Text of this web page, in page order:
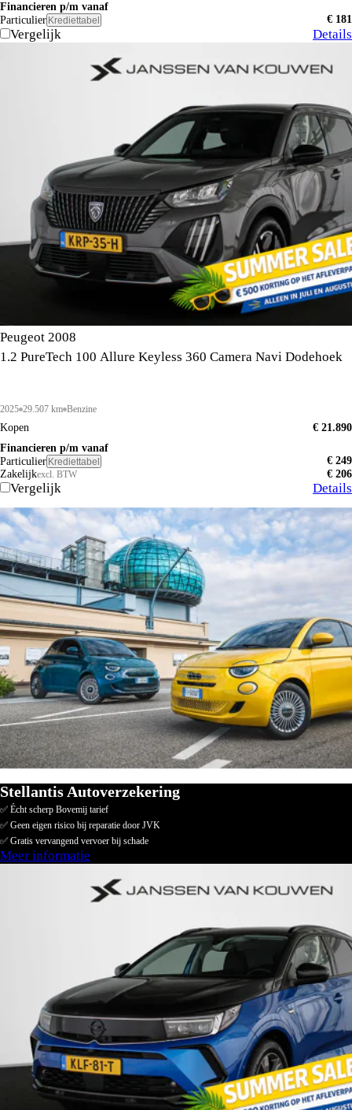
Financieren p/m vanaf
Particulier Krediettabel € 181
Vergelijk Details
Peugeot 2008
1.2 PureTech 100 Allure Keyless 360 Camera Navi Dodehoek
2025 29.507 km Benzine
Kopen
€ 21.890
Financieren p/m vanaf
Particulier Krediettabel
€ 249
Zakelijkexcl. BTW € 206
Vergelijk Details
Stellantis Autoverzekering
✅ Écht scherp Bovemij tarief
✅ Geen eigen risico bij reparatie door JVK
✅ Gratis vervangend vervoer bij schade
Meer informatie